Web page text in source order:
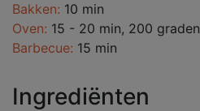
Bakken: 10 min
Oven: 15 - 20 min, 200 graden
Barbecue: 15 min
Ingrediënten